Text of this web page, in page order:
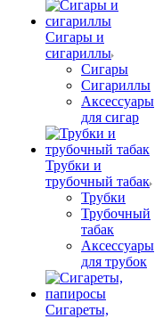
Сигары и
сигариллы
Сигары
Сигариллы
Аксессуары
для сигар
Трубки и
трубочный табак
Трубки
Трубочный
табак
Аксессуары
для трубок
Сигареты,